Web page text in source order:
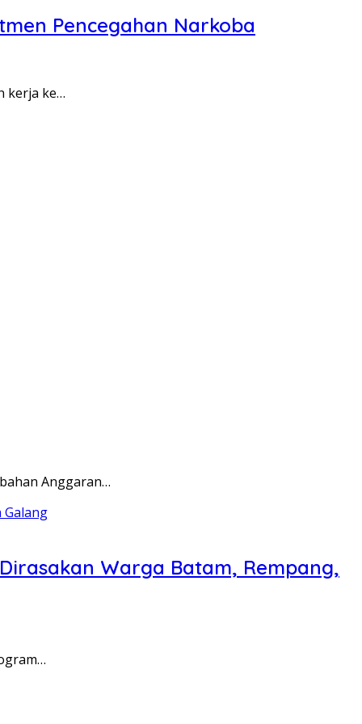
Pencegahan Narkoba
kerja ke…
Anggaran…
Warga Batam, Rempang,